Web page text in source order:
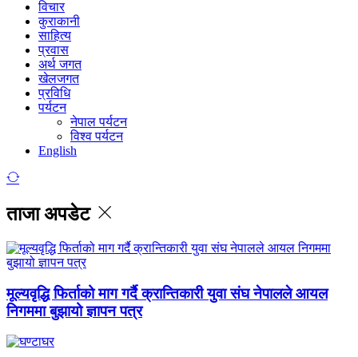
विचार
कुराकानी
साहित्य
प्रवास
अर्थ जगत
खेलजगत
प्रविधि
पर्यटन
नेपाल पर्यटन
विश्व पर्यटन
English
ताजा अपडेट
मूल्यवृद्धि फिर्ताको माग गर्दै क्रान्तिकारी युवा संघ नेपालले आयल
निगममा बुझायो ज्ञापन पत्र